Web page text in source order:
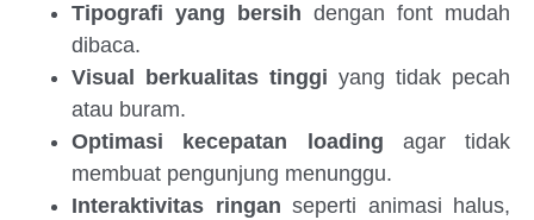
Tipografi yang bersih dengan font mudah
dibaca.
Visual berkualitas tinggi yang tidak pecah
atau buram.
Optimasi kecepatan loading agar tidak
membuat pengunjung menunggu.
Interaktivitas ringan seperti animasi halus,